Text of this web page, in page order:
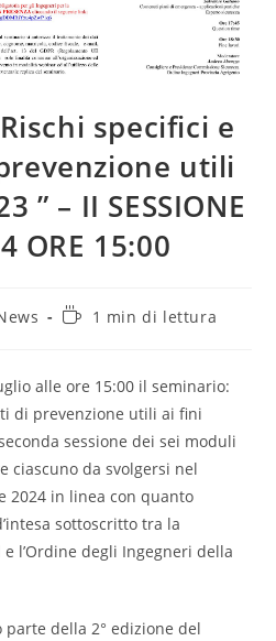
specifici e
utili
” – II SESSIONE
ORE 15:00
Tempo1 min di lettura
alle ore 15:00 il seminario:
di prevenzione utili ai fini
sessione dei sei moduli
ciascuno da svolgersi nel
2024 in linea con quanto
sottoscritto tra la
l’Ordine degli Ingegneri della
della 2° edizione del